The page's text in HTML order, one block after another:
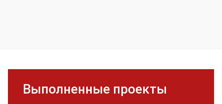
Выполненные проекты